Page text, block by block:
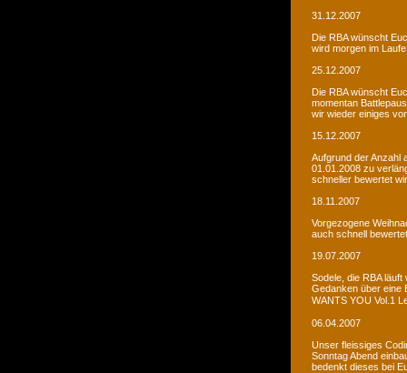
31.12.2007
Die RBA wünscht
wird morgen im
25.12.2007
Die RBA wünscht
momentan
wir wieder einiges
15.12.2007
Aufgrund der Anzahl
01.01.2008 zu
schneller bewertet
18.11.2007
Vorgezogene
auch schnell
19.07.2007
Sodele, die RBA
Gedanken über eine
WANTS YOU Vol.1
06.04.2007
Unser fleissiges
Sonntag Abend
bedenkt dieses bei